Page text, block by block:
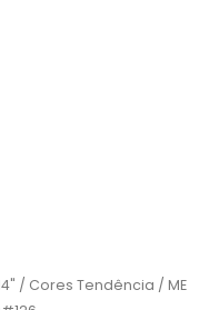
/ Cores Tendência / ME